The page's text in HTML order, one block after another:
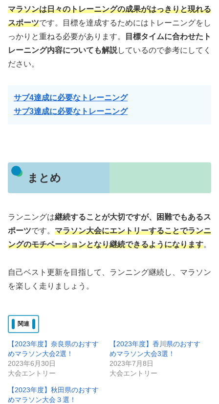
マラソンは日々のトレーニングの成果がはっきりと現れる
スポーツです。目標を達成するためにはトレーニングをし
っかりと重ねる必要があります。
目標タイムに合わせたト
レーニング内容についても解説しているので参考にしてく
ださい。
サブ4達成に必要なトレーニング
サブ3達成に必要なトレーニング
まとめ
ランニングは継続することが大切ですが、困難でもあるス
ポーツです。 マラソン大会にエントリーすることでランニ
ングのモチベーションとなり継続できるようになります。
自己ベスト更新を目指して、ランニング継続し、マラソン
を楽しく走りましょう。
関連
【2023年度】奈良県のおすす
めマラソン大会2選！
2023年6月30日
大会エントリー
【2023年度】香川県のおすす
めマラソン大会3選！
2023年7月8日
大会エントリー
【2023年度】秋田県のおすす
めマラソン大会３選！